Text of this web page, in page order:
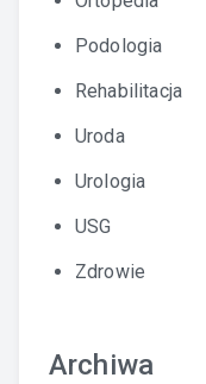
Podologia
Rehabilitacja
Uroda
Urologia
USG
Zdrowie
Archiwa